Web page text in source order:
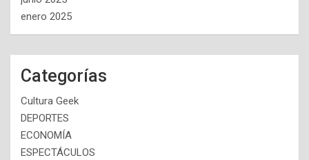
enero 2025
Categorías
Cultura Geek
DEPORTES
ECONOMÍA
ESPECTÁCULOS